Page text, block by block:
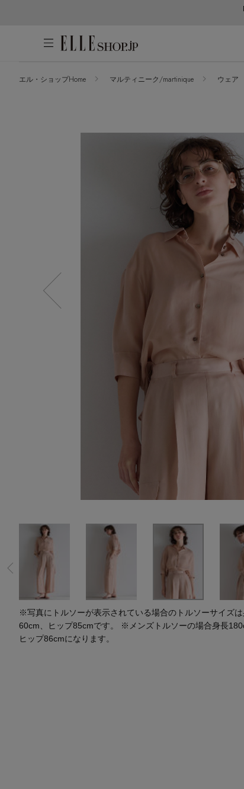
【サンダル】ビーサンの季節！
【リネン】涼しい夏素材
【レース】上品な透け感
【雨の日】急な雨対策グッズ
【限定】ここでしか買えないアイテム
『ELLE』最新号掲載
【ジュエリー】シルバーでクールに
カットソー・Tシャツ
ワンピース・チュニック
ルームウェア・パジャマ
すべてのシューズ
フラットシューズ
すべてのバッグ・財布
ショルダーバッグ
ボディバッグ・ウェストポーチ
ボストンバッグ
スーツケース
ファッション小物
すべてのファッション小物
ストール・マフラー・ケープ
帽子・イヤーマフ
ヘアアクセサリー
スマートフォンケース・タブレットケース
グローブ
レッグウェア
その他(傘・ハンカチ・時計など)
すべてのアクセサリー
ピアス・イヤリング
バングル・ブレスレット
アンクレット
すべてのランジェリー
すべてのスポーツ
水着・スイムウェア
エル・ショップHome マルティニーク/martinique ウェア
※写真にトルソーが表示されている場合のトルソーサイズ
60cm、ヒップ85cmです。 ※メンズトルソーの場合身長
ヒップ86cmになります。